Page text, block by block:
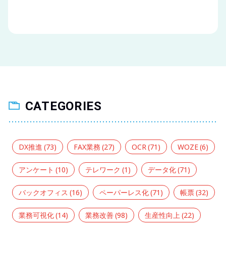
CATEGORIES
DX推進 (73) FAX業務 (27) OCR (71) WOZE(6)
アンケート (10) テレワーク (1) データ化(71)
バックオフィス (16) ペーパーレス化(71) 帳票(32)
業務可視化(14) 業務改善(98) 生産性向上 (22)